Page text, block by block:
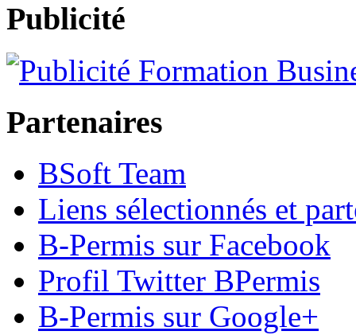
Publicité
Partenaires
BSoft Team
Liens sélectionnés et
B-Permis sur Facebook
Profil Twitter BPermis
B-Permis sur Google+